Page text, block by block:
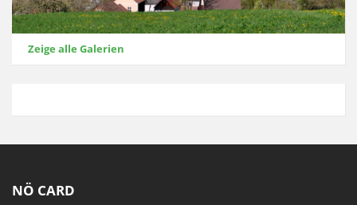
Zeige alle Galerien
NÖ CARD